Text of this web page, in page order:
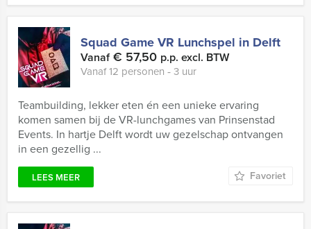
Squad Game VR Lunchspel in Delft
Vanaf€ 57,50 p.p. excl. BTW
Vanaf 12 personen ‐ 3 uur
Teambuilding, lekker eten én een unieke ervaring
komen samen bij de VR-lunchgames van Prinsenstad
Events. In hartje Delft wordt uw gezelschap ontvangen
in een gezellig ...
LEES MEER Favoriet